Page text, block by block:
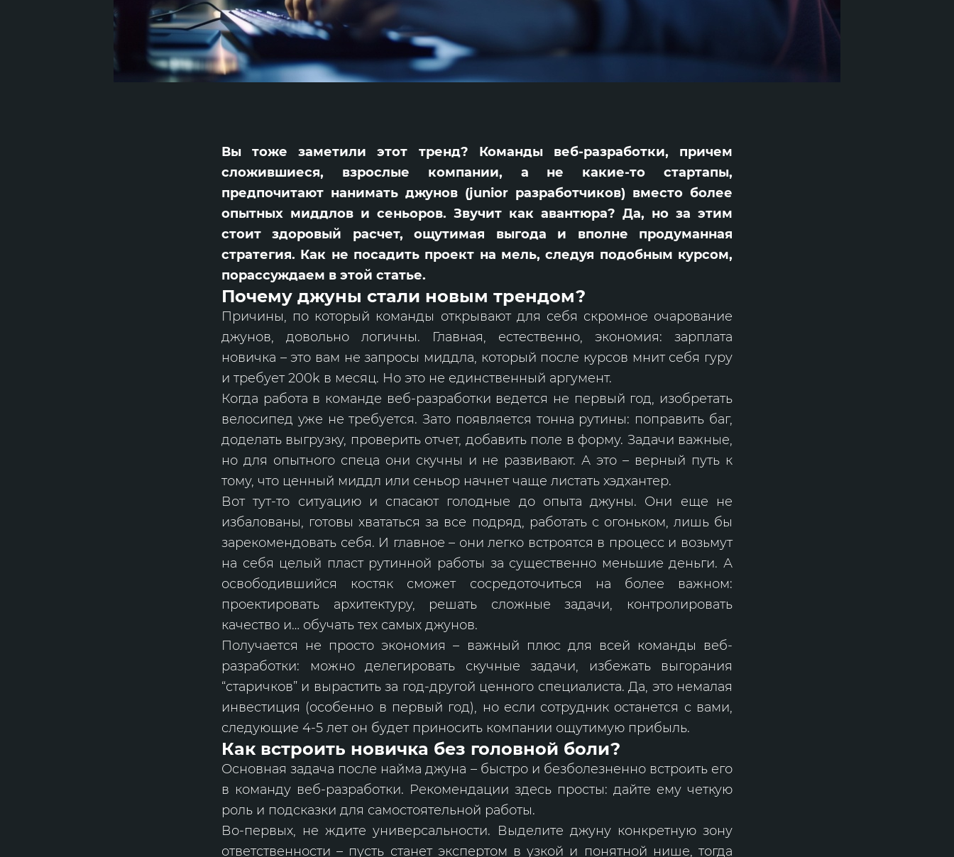
Вы тоже заметили этот тренд? Команды веб-разработки, причем
сложившиеся, взрослые компании, а не какие-то стартапы,
предпочитают нанимать джунов (junior разработчиков) вместо более
опытных миддлов и сеньоров. Звучит как авантюра? Да, но за этим
стоит здоровый расчет, ощутимая выгода и вполне продуманная
стратегия. Как не посадить проект на мель, следуя подобным курсом,
порассуждаем в этой статье.
Почему джуны стали новым трендом?
Причины, по который команды открывают для себя скромное очарование
джунов, довольно логичны. Главная, естественно, экономия: зарплата
новичка – это вам не запросы миддла, который после курсов мнит себя гуру
и требует 200k в месяц. Но это не единственный аргумент.
Когда работа в команде веб-разработки ведется не первый год, изобретать
велосипед уже не требуется. Зато появляется тонна рутины: поправить баг,
доделать выгрузку, проверить отчет, добавить поле в форму. Задачи важные,
но для опытного спеца они скучны и не развивают. А это – верный путь к
тому, что ценный миддл или сеньор начнет чаще листать хэдхантер.
Вот тут-то ситуацию и спасают голодные до опыта джуны. Они еще не
избалованы, готовы хвататься за все подряд, работать с огоньком, лишь бы
зарекомендовать себя. И главное – они легко встроятся в процесс и возьмут
на себя целый пласт рутинной работы за существенно меньшие деньги. А
освободившийся костяк сможет сосредоточиться на более важном:
проектировать архитектуру, решать сложные задачи, контролировать
качество и… обучать тех самых джунов.
Получается не просто экономия – важный плюс для всей команды веб-
разработки: можно делегировать скучные задачи, избежать выгорания
“старичков” и вырастить за год-другой ценного специалиста. Да, это немалая
инвестиция (особенно в первый год), но если сотрудник останется с вами,
следующие 4-5 лет он будет приносить компании ощутимую прибыль.
Как встроить новичка без головной боли?
Основная задача после найма джуна – быстро и безболезненно встроить его
в команду веб-разработки. Рекомендации здесь просты: дайте ему четкую
роль и подсказки для самостоятельной работы.
Во-первых, не ждите универсальности. Выделите джуну конкретную зону
ответственности – пусть станет экспертом в узкой и понятной нише, тогда